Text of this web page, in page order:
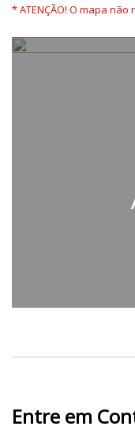
* ATENÇÃO! O mapa
Entre em